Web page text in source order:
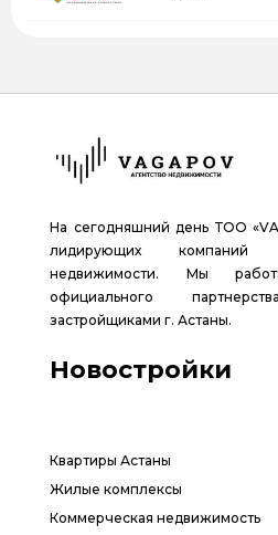
На сегодняшний день ТОО
лидирующих компаний
недвижимости. Мы
официального
застройщиками г. Астаны.
Новостройки
Квартиры Астаны
Жилые комплексы
Коммерческая недвижимость